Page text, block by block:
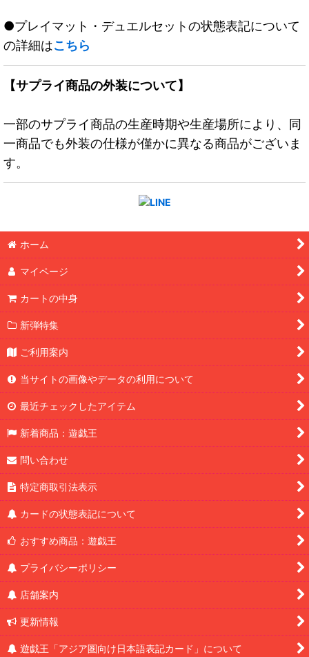
●プレイマット・デュエルセットの状態表記について
の詳細はこちら
【サプライ商品の外装について】
一部のサプライ商品の生産時期や生産場所により、同
一商品でも外装の仕様が僅かに異なる商品がございま
す。
ホーム
マイページ
カートの中身
新弾特集
ご利用案内
当サイトの画像やデータの利用について
最近チェックしたアイテム
新着商品：遊戯王
問い合わせ
特定商取引法表示
カードの状態表記について
おすすめ商品：遊戯王
プライバシーポリシー
店舗案内
更新情報
遊戯王「アジア圏向け日本語表記カード」について